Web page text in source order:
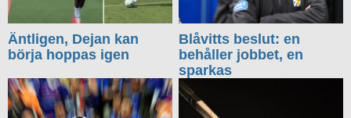
Äntligen, Dejan kan
börja hoppas igen
Blåvitts beslut: en
behåller jobbet, en
sparkas